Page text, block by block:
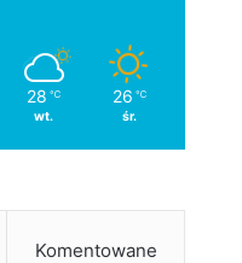
28 ℃
wt.
26 ℃
śr.
Komentowane